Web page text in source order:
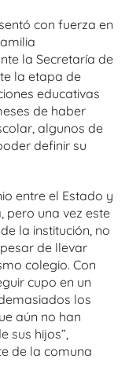
con fuerza en
la Secretaría de
la etapa de
educativas
de haber
algunos de
definir su
entre el Estado y
pero una vez este
la institución, no
de llevar
colegio. Con
cupo en un
los
aún no han
sus hijos”,
de la comuna